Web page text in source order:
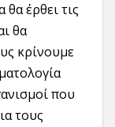
έρθει τις
θα
κρίνουμε
που
τους